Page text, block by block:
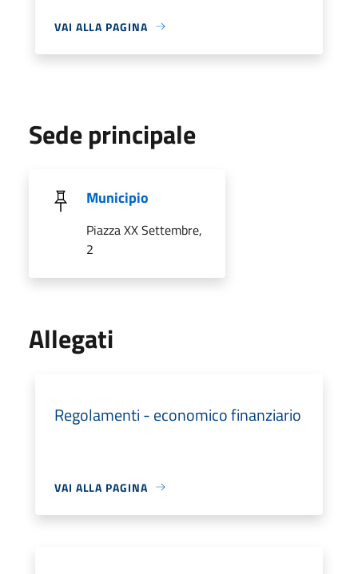
VAI ALLA PAGINA
Sede principale
Municipio
Piazza XX Settembre,
2
Allegati
Regolamenti - economico finanziario
VAI ALLA PAGINA